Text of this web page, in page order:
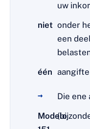
uw
niet onder
een
één
Die
Modelo